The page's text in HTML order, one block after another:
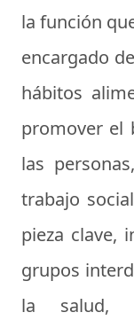
la función
encargado
hábitos
promover el
las
trabajo
pieza clave,
grupos
la salud,